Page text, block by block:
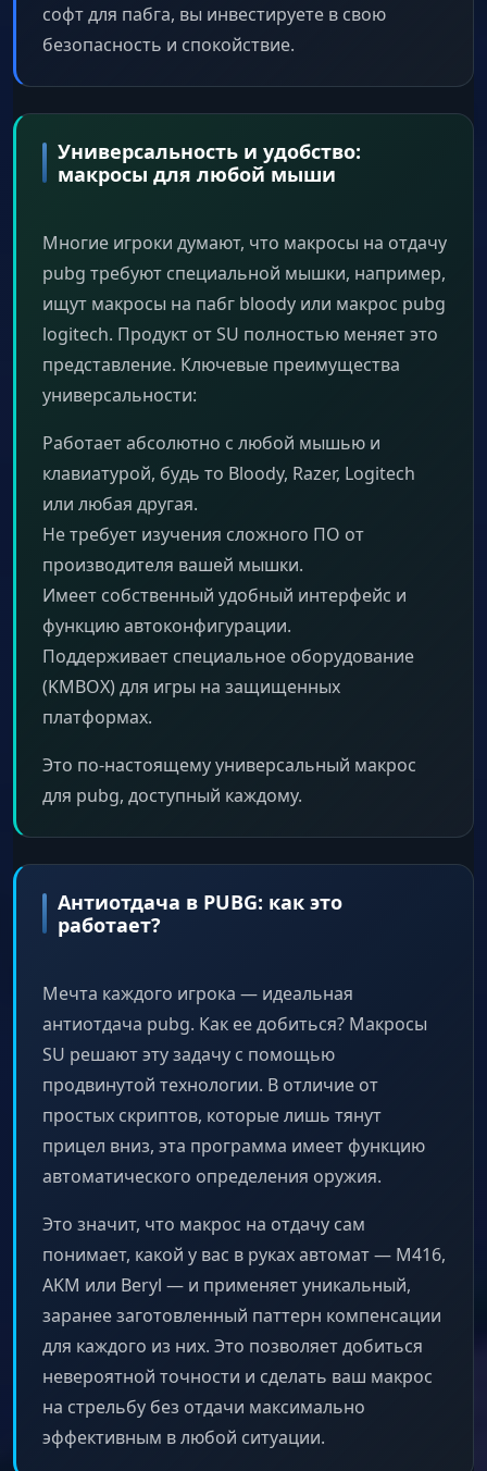
софт для пабга, вы инвестируете в свою
безопасность и спокойствие.
Универсальность и удобство:
макросы для любой мыши
Многие игроки думают, что макросы на отдачу
pubg требуют специальной мышки, например,
ищут макросы на пабг bloody или макрос pubg
logitech. Продукт от SU полностью меняет это
представление. Ключевые преимущества
универсальности:
Работает абсолютно с любой мышью и
клавиатурой, будь то Bloody, Razer, Logitech
или любая другая.
Не требует изучения сложного ПО от
производителя вашей мышки.
Имеет собственный удобный интерфейс и
функцию автоконфигурации.
Поддерживает специальное оборудование
(KMBOX) для игры на защищенных
платформах.
Это по-настоящему универсальный макрос
для pubg, доступный каждому.
Антиотдача в PUBG: как это
работает?
Мечта каждого игрока — идеальная
антиотдача pubg. Как ее добиться? Макросы
SU решают эту задачу с помощью
продвинутой технологии. В отличие от
простых скриптов, которые лишь тянут
прицел вниз, эта программа имеет функцию
автоматического определения оружия.
Это значит, что макрос на отдачу сам
понимает, какой у вас в руках автомат — M416,
AKM или Beryl — и применяет уникальный,
заранее заготовленный паттерн компенсации
для каждого из них. Это позволяет добиться
невероятной точности и сделать ваш макрос
на стрельбу без отдачи максимально
эффективным в любой ситуации.